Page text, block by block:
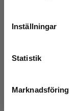
Inställningar
Statistik
Marknadsföring